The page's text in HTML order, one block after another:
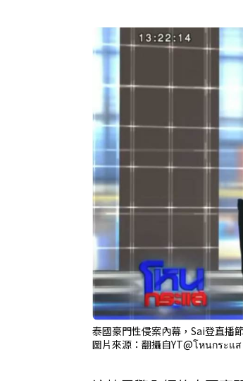
泰國豪門性侵案內幕，Sai登直播
圖片來源：翻攝自YT@โหนกระแส